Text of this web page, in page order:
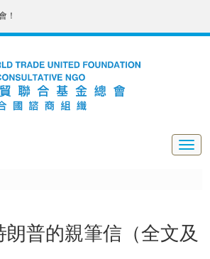
！
朗普的親筆信（全文及